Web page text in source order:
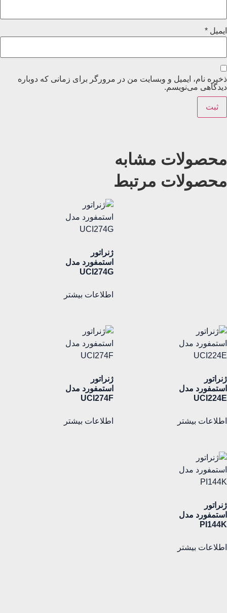
ایمیل *
ذخیره نام، ایمیل و وبسایت من در مرورگر برای زمانی که دوباره
دیدگاهی می‌نویسم.
محصولات مشابه
محصولات مرتبط
ژنراتور
استمفورد مدل
UCI274G
اطلاعات بیشتر
ژنراتور
استمفورد مدل
UCI224E
اطلاعات بیشتر
ژنراتور
استمفورد مدل
UCI274F
اطلاعات بیشتر
ژنراتور
استمفورد مدل
PI144K
اطلاعات بیشتر